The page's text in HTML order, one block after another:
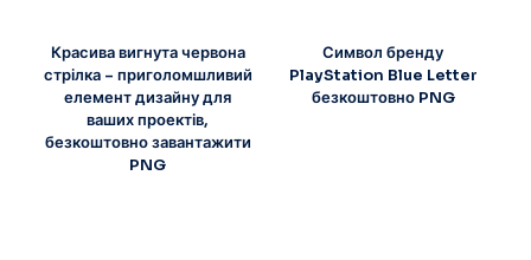
Красива вигнута червона
стрілка – приголомшливий
елемент дизайну для
ваших проектів,
безкоштовно завантажити
PNG
Символ бренду
PlayStation Blue Letter
безкоштовно PNG